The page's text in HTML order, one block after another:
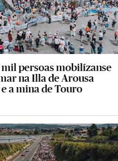
mil persoas mobilízanse
na Illa de Arousa
a mina de Touro